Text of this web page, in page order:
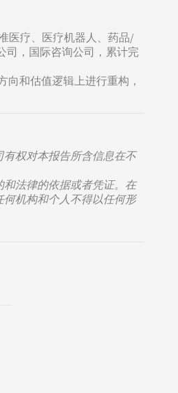
医疗、医疗机器人、药品/
司，国际咨询公司，累计完
向和估值逻辑上进行重构，
权对本报告所含信息在不
法律的依据或者凭证。在
机构和个人不得以任何形